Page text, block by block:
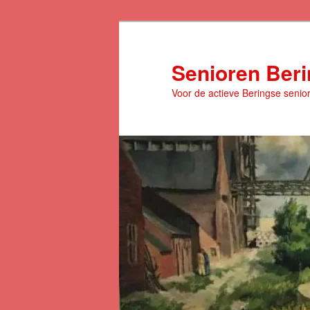
Senioren
Voor de actieve Beringse